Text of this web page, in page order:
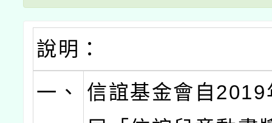
說明：
一、
信誼基金會自2019